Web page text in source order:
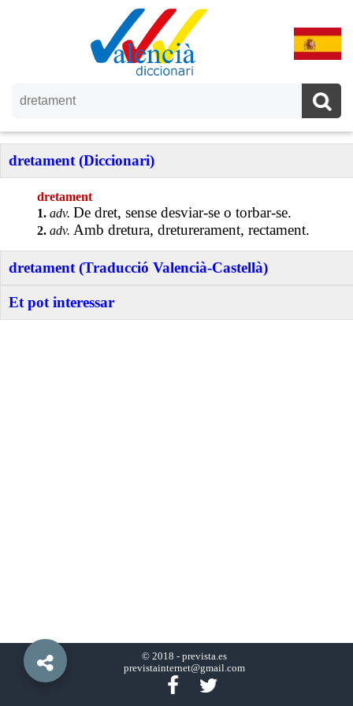
dretament (Diccionari)
dretament
1. adv. De dret, sense desviar-se o torbar-se.
2. adv. Amb dretura, dreturerament, rectament.
dretament (Traducció Valencià-Castellà)
Et pot interessar
© 2018 - prevista.es
previstainternet@gmail.com